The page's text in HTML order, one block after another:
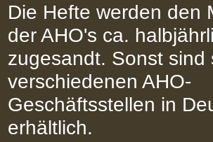
Die Hefte werden den
der AHO's ca.
zugesandt. Sonst sind
verschiedenen AHO-
Geschäftsstellen in
erhältlich.